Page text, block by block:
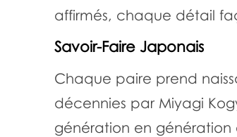
affirmés, chaque détail
Savoir-Faire Japonais
Chaque paire prend
décennies par Miyagi
génération en